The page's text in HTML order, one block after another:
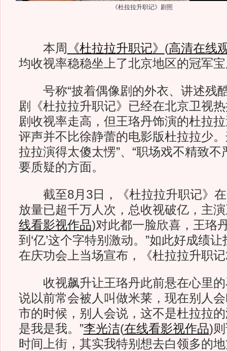
《杜拉拉升职记》剧照
本周 《杜拉拉升职记》 (高清在线
均收视率稳稳坐上了北京地区的冠军
号称“披着偶像剧的外衣、讲述残
剧《杜拉拉升职记》已经在北京卫视
剧收视率走高，但王珞丹饰演的杜拉
评声并不比徐静蕾的电影版杜拉拉少
拉拉演得太傻太愣”、“职场戏不精致不
要质疑的方面。
截至8月3日，《杜拉拉升职记》在
放量已超千万人次，总收视破亿，主
线看影视作品)对此都一脸欣喜，王珞
到‘亿’这个字特别激动。”如此好成绩
在庆功会上当场宣布，《杜拉拉升职
收视飙升让王珞丹此前悬在心里的
说以前常会被人叫做米莱，现在别人
市的时候，别人会说，这不是杜拉拉
是我是我。”李光洁(在线看影视作品)
时间上街，其实我特别想去白领多的